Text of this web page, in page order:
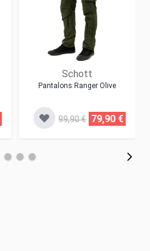
Schott
Pantalons Ranger Olive
99,90 € 79,90 €